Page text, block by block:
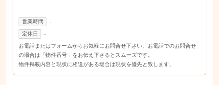
営業時間 -
定休日 -
お電話またはフォームからお気軽にお問合せ下さい。お電話でのお問合せ
の場合は「物件番号」をお伝え下さるとスムーズです。
物件掲載内容と現状に相違がある場合は現状を優先と致します。